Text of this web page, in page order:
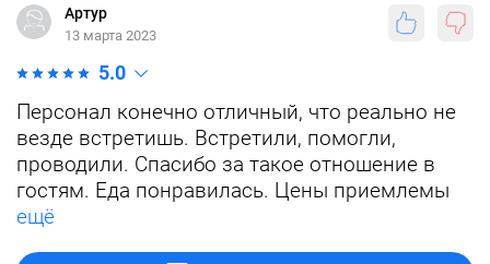
Артур
13 марта 2023
5.0
Персонал конечно отличный, что реально не
везде встретишь. Встретили, помогли,
проводили. Спасибо за такое отношение в
гостям. Еда понравилась. Цены приемлемы
ещё